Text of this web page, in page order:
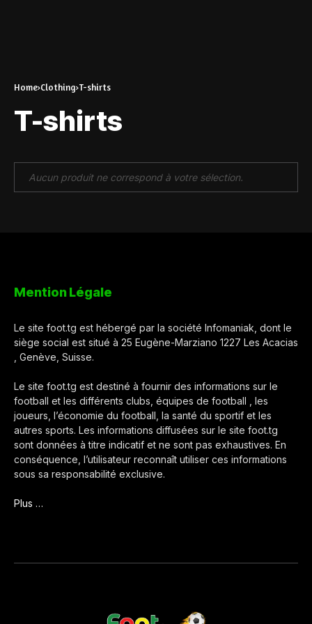
Home Clothing T-shirts
T-shirts
Aucun produit ne correspond à votre sélection.
Mention Légale
Le site foot.tg est hébergé par la société Infomaniak, dont le
siège social est situé à 25 Eugène-Marziano 1227 Les Acacias
, Genève, Suisse.
Le site foot.tg est destiné à fournir des informations sur le
football et les différents clubs, équipes de football , les
joueurs, l’économie du football, la santé du sportif et les
autres sports. Les informations diffusées sur le site foot.tg
sont données à titre indicatif et ne sont pas exhaustives. En
conséquence, l’utilisateur reconnaît utiliser ces informations
sous sa responsabilité exclusive.
Plus …